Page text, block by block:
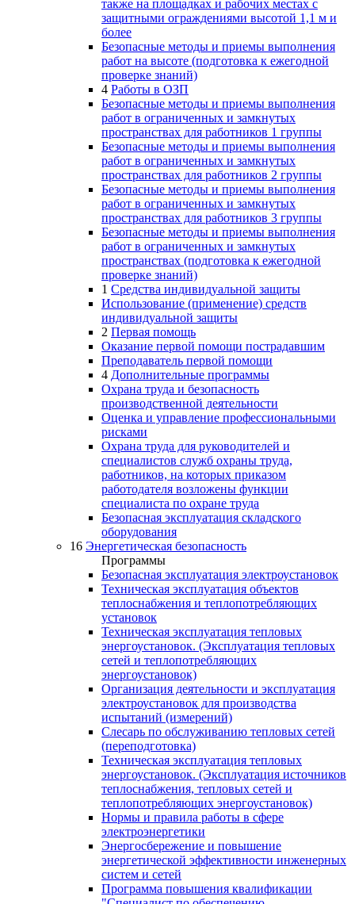
также на площадках и рабочих местах с
защитными ограждениями высотой 1,1 м и
более
Безопасные методы и приемы выполнения
работ на высоте (подготовка к ежегодной
проверке знаний)
4 Работы в ОЗП
Безопасные методы и приемы выполнения
работ в ограниченных и замкнутых
пространствах для работников 1 группы
Безопасные методы и приемы выполнения
работ в ограниченных и замкнутых
пространствах для работников 2 группы
Безопасные методы и приемы выполнения
работ в ограниченных и замкнутых
пространствах для работников 3 группы
Безопасные методы и приемы выполнения
работ в ограниченных и замкнутых
пространствах (подготовка к ежегодной
проверке знаний)
1 Средства индивидуальной защиты
Использование (применение) средств
индивидуальной защиты
2 Первая помощь
Оказание первой помощи пострадавшим
Преподаватель первой помощи
4 Дополнительные программы
Охрана труда и безопасность
производственной деятельности
Оценка и управление профессиональными
рисками
Охрана труда для руководителей и
специалистов служб охраны труда,
работников, на которых приказом
работодателя возложены функции
специалиста по охране труда
Безопасная эксплуатация складского
оборудования
16 Энергетическая безопасность
Программы
Безопасная эксплуатация электроустановок
Техническая эксплуатация объектов
теплоснабжения и теплопотребляющих
установок
Техническая эксплуатация тепловых
энергоустановок. (Эксплуатация тепловых
сетей и теплопотребляющих
энергоустановок)
Организация деятельности и эксплуатация
электроустановок для производства
испытаний (измерений)
Слесарь по обслуживанию тепловых сетей
(переподготовка)
Техническая эксплуатация тепловых
энергоустановок. (Эксплуатация источников
теплоснабжения, тепловых сетей и
теплопотребляющих энергоустановок)
Нормы и правила работы в сфере
электроэнергетики
Энергосбережение и повышение
энергетической эффективности инженерных
систем и сетей
Программа повышения квалификации